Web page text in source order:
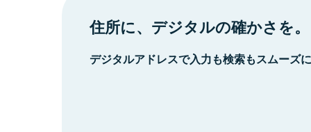
住所に、デジタルの確かさを。
デジタルアドレスで入力も検索もスムーズ